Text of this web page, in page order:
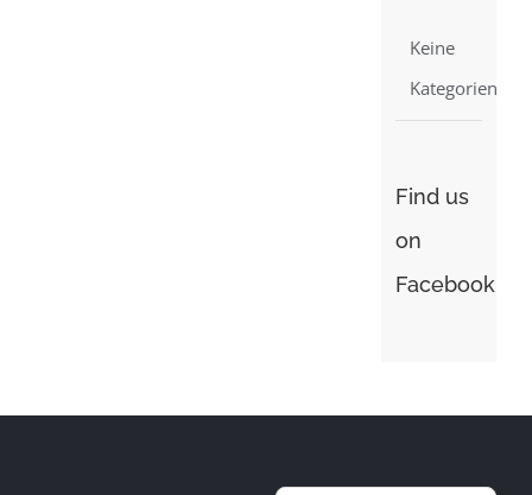
Keine
Kategorien
Find us
on
Facebook